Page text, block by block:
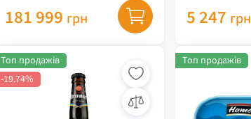
(однофазний інвертор 5 кВт)
181 999 грн 5 247 грн
Топ продажів
-19.74%
Топ продажів